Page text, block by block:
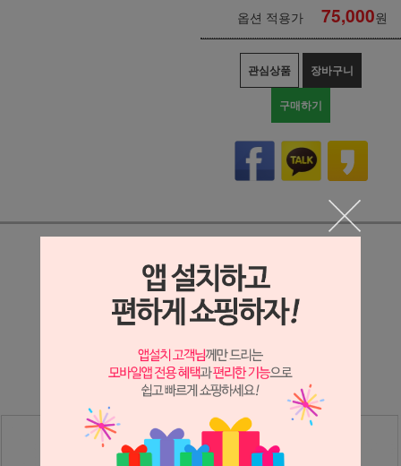
옵션 적용가 75,000원
관심상품 장바구니
구매하기
상세정보 새창 열기
상세 정보를 확대해 보실 수 있습니다.
※ 필독해주세요 ※
장미는 시세 변동에 따라 가격이 달라질 수 있으니